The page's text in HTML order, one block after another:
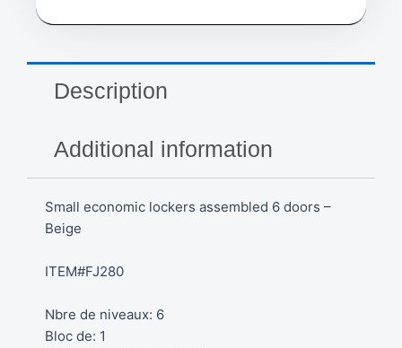
Description
Additional information
Small economic lockers assembled 6 doors –
Beige
ITEM#FJ280
Nbre de niveaux: 6
Bloc de: 1